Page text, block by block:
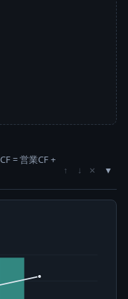
= 営業CF +
↑ ↓ ×